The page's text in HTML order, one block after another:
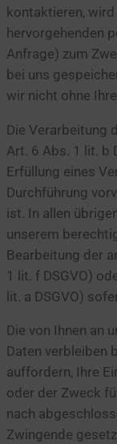
kontaktieren,
hervorgehenden
Anfrage) zum
bei uns
wir nicht ohne
Die Verarbeitung
Art. 6 Abs. 1 lit. b
Erfüllung eines
Durchführung
ist. In allen
unserem
Bearbeitung der
1 lit. f DSGVO)
lit. a DSGVO)
Die von Ihnen an
Daten verbleiben
auffordern, Ihre
oder der Zweck
nach
Zwingende